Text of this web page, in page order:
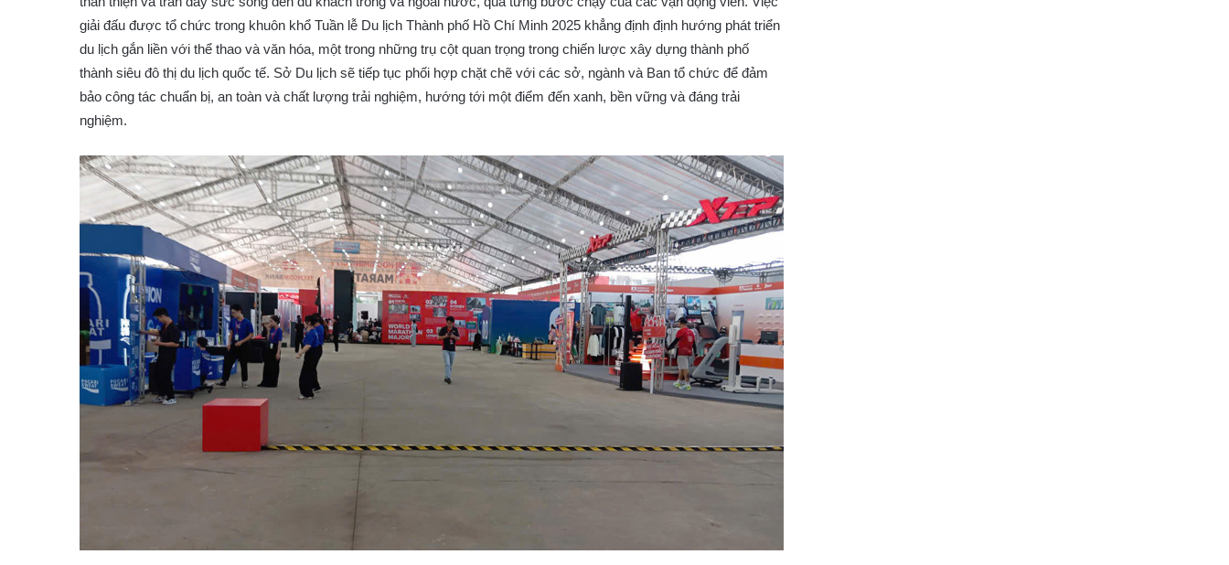
giải đấu được tổ chức trong khuôn khổ Tuần lễ Du lịch Thành phố Hồ Chí Minh 2025 khẳng định định hướng phát triển
du lịch gắn liền với thể thao và văn hóa, một trong những trụ cột quan trọng trong chiến lược xây dựng thành phố
thành siêu đô thị du lịch quốc tế. Sở Du lịch sẽ tiếp tục phối hợp chặt chẽ với các sở, ngành và Ban tổ chức để đảm
bảo công tác chuẩn bị, an toàn và chất lượng trải nghiệm, hướng tới một điểm đến xanh, bền vững và đáng trải
nghiệm.